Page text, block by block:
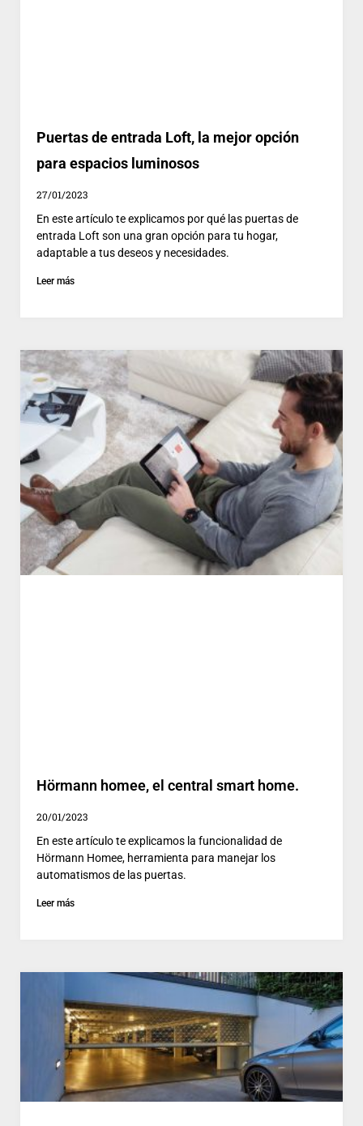
Puertas de entrada Loft, la mejor opción
para espacios luminosos
27/01/2023
En este artículo te explicamos por qué las puertas de
entrada Loft son una gran opción para tu hogar,
adaptable a tus deseos y necesidades.
Leer más
Hörmann homee, el central smart home.
20/01/2023
En este artículo te explicamos la funcionalidad de
Hörmann Homee, herramienta para manejar los
automatismos de las puertas.
Leer más